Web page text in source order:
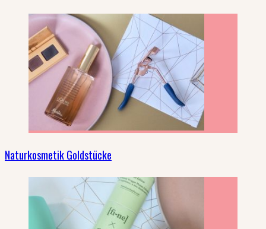
Naturkosmetik Goldstücke